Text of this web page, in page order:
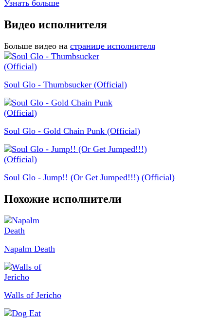
Узнать больше
Видео исполнителя
Больше видео на странице исполнителя
Soul Glo - Thumbsucker (Official)
Soul Glo - Gold Chain Punk (Official)
Soul Glo - Jump!! (Or Get Jumped!!!) (Official)
Похожие исполнители
Napalm Death
Walls of Jericho